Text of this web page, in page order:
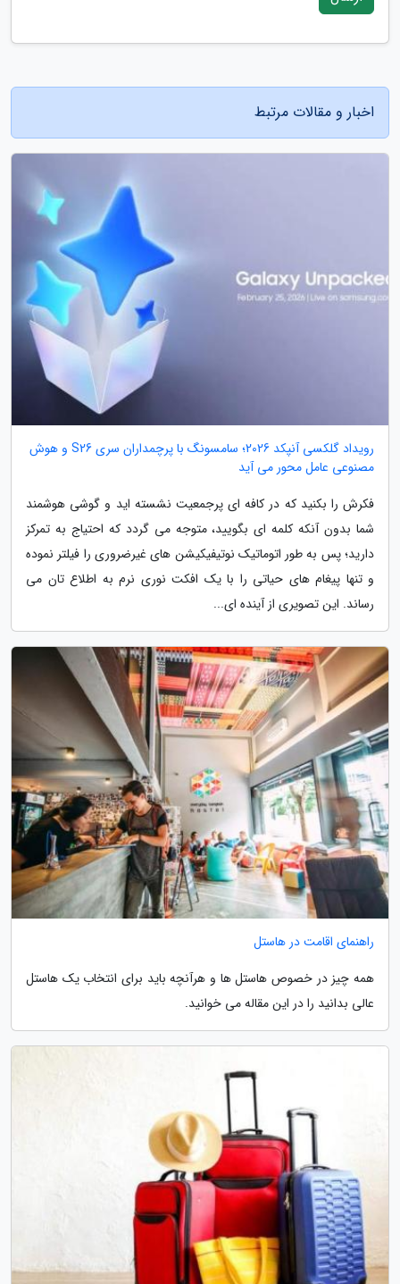
اخبار و مقالات مرتبط
رویداد گلکسی آنپکد 2026؛ سامسونگ با پرچمداران سری S26 و هوش
مصنوعی عامل محور می آید
فکرش را بکنید که در کافه ای پرجمعیت نشسته اید و گوشی هوشمند
شما بدون آنکه کلمه ای بگویید، متوجه می گردد که احتیاج به تمرکز
دارید؛ پس به طور اتوماتیک نوتیفیکیشن های غیرضروری را فیلتر نموده
و تنها پیغام های حیاتی را با یک افکت نوری نرم به اطلاع تان می
رساند. این تصویری از آینده ای...
راهنمای اقامت در هاستل
همه چیز در خصوص هاستل ها و هرآنچه باید برای انتخاب یک هاستل
عالی بدانید را در این مقاله می خوانید.